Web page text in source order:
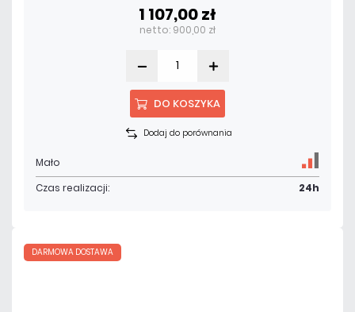
1 107,00 zł
netto: 900,00 zł
DO KOSZYKA
Dodaj do porównania
Mało
Czas realizacji:
24h
DARMOWA DOSTAWA